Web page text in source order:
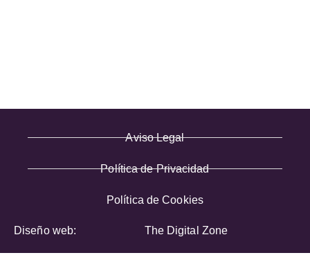
Aviso Legal
Política de Privacidad
Política de Cookies
Diseño web: The Digital Zone